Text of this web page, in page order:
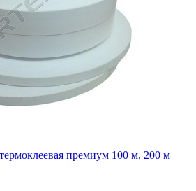
экономкласса 100 м, 200 м